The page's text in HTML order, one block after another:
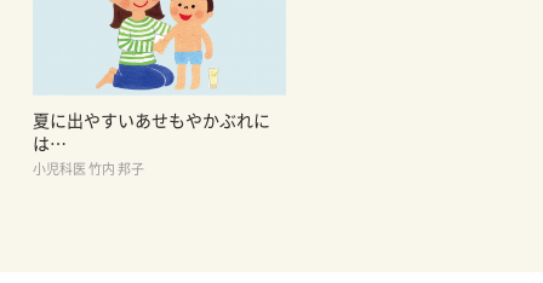
夏に出やすいあせもやかぶれに
は…
小児科医 竹内 邦子